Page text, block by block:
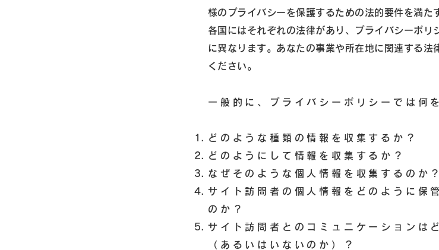
様のプライバシーを保護するための法的要件を満た
各国にはそれぞれの法律があり、プライバシーポリ
に異なります。あなたの事業や所在地に関連する法
ください。
一般的に、プライバシーポリシーでは何
どのような種類の情報を収集するか？
どのようにして情報を収集するか？
なぜそのような個人情報を収集するのか？
サイト訪問者の個人情報をどのように保
のか？
サイト訪問者とのコミュニケーションは
（あるいはいないのか）？